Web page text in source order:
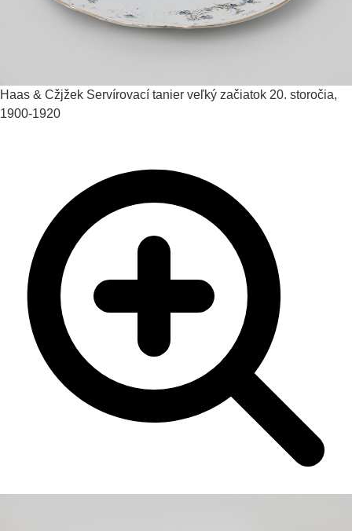
Haas & Cžjžek Servírovací tanier veľký začiatok 20. storočia,
1900-1920